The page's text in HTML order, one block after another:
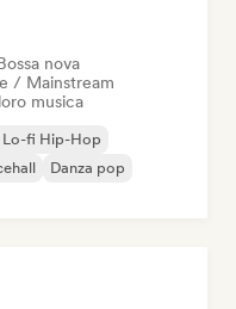
nova
/ Mainstream
musica
fi Hip-Hop
Danza pop